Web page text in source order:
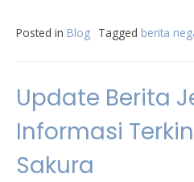
Posted in Blog Tagged berita
Update Berita
Informasi
Sakura